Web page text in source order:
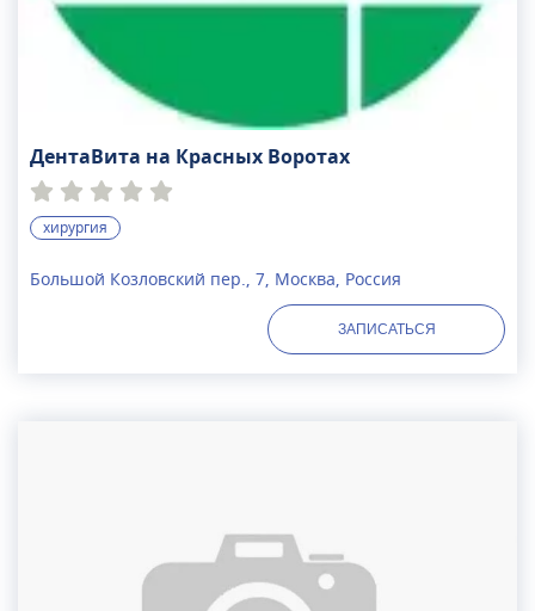
ДентаВита на Красных Воротах
хирургия
Большой Козловский пер., 7, Москва, Россия
ЗАПИСАТЬСЯ